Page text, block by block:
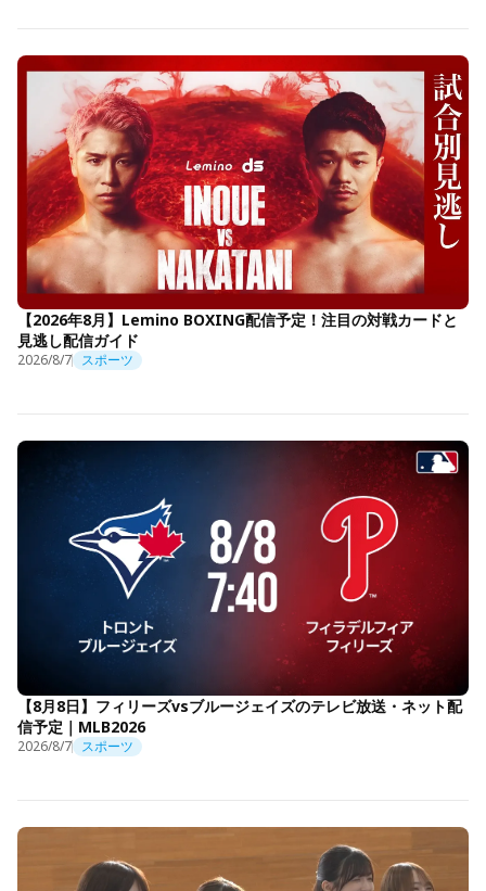
【2026年8月】Lemino BOXING配信予定！注目の対戦カードと
見逃し配信ガイド
2026/8/7 スポーツ
【8月8日】フィリーズvsブルージェイズのテレビ放送・ネット配
信予定｜MLB2026
2026/8/7 スポーツ